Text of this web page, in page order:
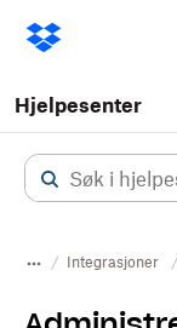
Hjelpesenter
Integrasjoner